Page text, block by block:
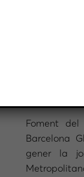
una
Foment del
Barcelona
gener la